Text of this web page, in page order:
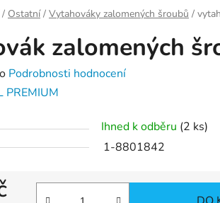
/ Ostatní / Vytahováky zalomených šroubů /
zalomených
Podrobnosti hodnocení
PREMIUM
Ihned k odběru (2 ks)
1-8801842